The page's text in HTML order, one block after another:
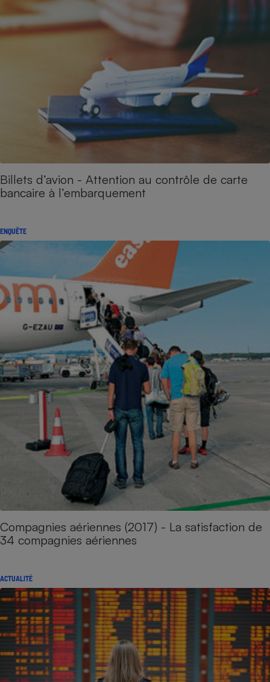
Billets d’avion - Attention au contrôle de carte
bancaire à l’embarquement
ENQUÊTE
Compagnies aériennes (2017) - La satisfaction de
34 compagnies aériennes
ACTUALITÉ